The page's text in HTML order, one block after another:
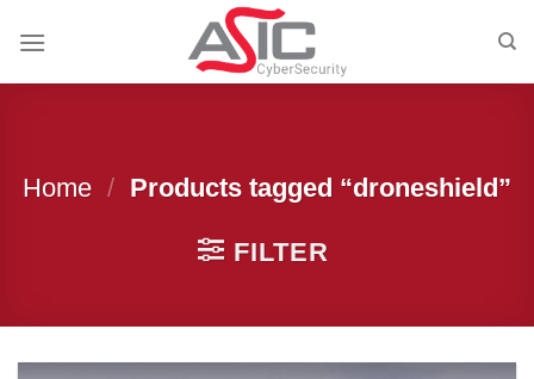
Home / Products tagged “droneshield”
FILTER